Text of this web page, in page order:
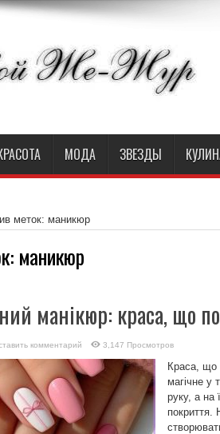
МОДА ЗВЕЗДЫ
меток: маникюр
маникюр
манікюр: краса, що
комментарий 3,147 Просмотров
Краса, що
магічне у
руку, а на
покриття.